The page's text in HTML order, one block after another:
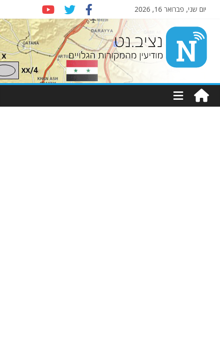
יום שני, פברואר 16, 2026
Nziv.net
מודיעין
מהמקורות